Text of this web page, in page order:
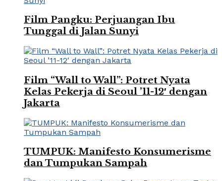
Film Pangku: Perjuangan Ibu
Tunggal di Jalan Sunyi
Film “Wall to Wall”: Potret Nyata
Kelas Pekerja di Seoul ’11-12′ dengan
Jakarta
TUMPUK: Manifesto Konsumerisme
dan Tumpukan Sampah